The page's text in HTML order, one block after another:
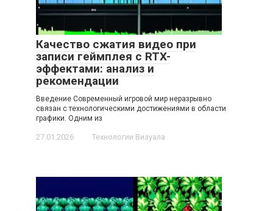
Качество сжатия видео при
записи геймплея с RTX-
эффектами: анализ и
рекомендации
Введение Современный игровой мир неразрывно
связан с технологическими достижениями в области
графики. Одним из
27.01.2026 Технологии Визуала